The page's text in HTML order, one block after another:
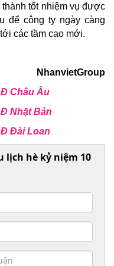
tốt nhiệm vụ được
để công ty ngày càng
các tầm cao mới.
NhanvietGroup
Châu Âu
Nhật Bản
Đài Loan
lịch hè kỷ niệm 10